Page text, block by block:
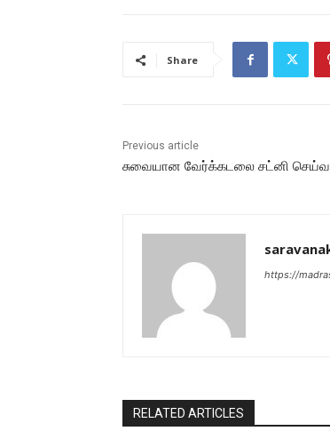
Share
Previous article
சுவையான வேர்க்கடலை சட்னி
https://
RELATED ARTICLES